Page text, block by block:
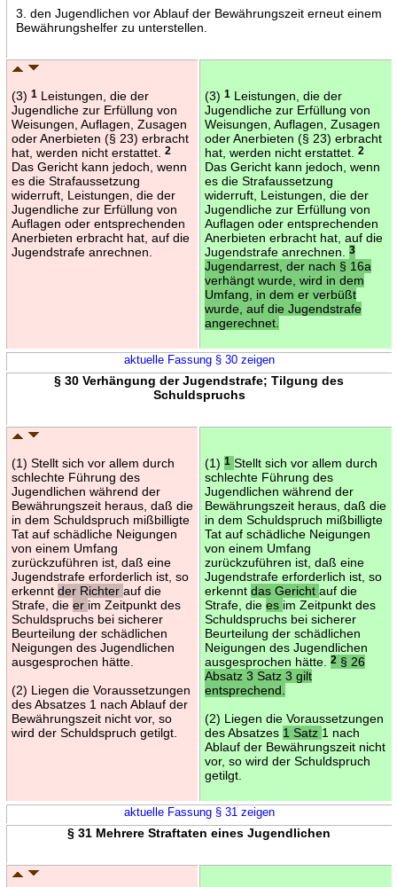
3. den Jugendlichen vor Ablauf der Bewährungszeit erneut einem
Bewährungshelfer zu unterstellen.
(3) 1Leistungen, die der
Jugendliche zur Erfüllung von
Weisungen, Auflagen, Zusagen
oder Anerbieten (§ 23) erbracht
hat, werden nicht erstattet.
2
Das Gericht kann jedoch, wenn
es die Strafaussetzung
widerruft, Leistungen, die der
Jugendliche zur Erfüllung von
Auflagen oder entsprechenden
Anerbieten erbracht hat, auf die
Jugendstrafe anrechnen.
(3) 1Leistungen, die der
Jugendliche zur Erfüllung von
Weisungen, Auflagen, Zusagen
oder Anerbieten (§ 23) erbracht
hat, werden nicht erstattet.
2
Das Gericht kann jedoch, wenn
es die Strafaussetzung
widerruft, Leistungen, die der
Jugendliche zur Erfüllung von
Auflagen oder entsprechenden
Anerbieten erbracht hat, auf die
Jugendstrafe anrechnen.
3
Jugendarrest, der nach § 16a
verhängt wurde, wird in dem
Umfang, in dem er verbüßt
wurde, auf die Jugendstrafe
angerechnet.
aktuelle Fassung § 30 zeigen
§ 30 Verhängung der Jugendstrafe; Tilgung des
Schuldspruchs
(1) Stellt sich vor allem durch
schlechte Führung des
Jugendlichen während der
Bewährungszeit heraus, daß die
in dem Schuldspruch mißbilligte
Tat auf schädliche Neigungen
von einem Umfang
zurückzuführen ist, daß eine
Jugendstrafe erforderlich ist, so
erkennt der Richter auf die
Strafe, die er im Zeitpunkt des
Schuldspruchs bei sicherer
Beurteilung der schädlichen
Neigungen des Jugendlichen
ausgesprochen hätte.
(2) Liegen die Voraussetzungen
des Absatzes 1 nach Ablauf der
Bewährungszeit nicht vor, so
wird der Schuldspruch getilgt.
(1) 1 Stellt sich vor allem durch
schlechte Führung des
Jugendlichen während der
Bewährungszeit heraus, daß die
in dem Schuldspruch mißbilligte
Tat auf schädliche Neigungen
von einem Umfang
zurückzuführen ist, daß eine
Jugendstrafe erforderlich ist, so
erkennt das Gericht auf die
Strafe, die es im Zeitpunkt des
Schuldspruchs bei sicherer
Beurteilung der schädlichen
Neigungen des Jugendlichen
ausgesprochen hätte.
2§ 26
Absatz 3 Satz 3 gilt
entsprechend.
(2) Liegen die Voraussetzungen
des Absatzes 1 Satz 1 nach
Ablauf der Bewährungszeit nicht
vor, so wird der Schuldspruch
getilgt.
aktuelle Fassung § 31 zeigen
§ 31 Mehrere Straftaten eines Jugendlichen